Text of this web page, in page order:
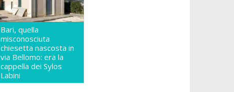
Bari, quella
misconosciuta
chiesetta nascosta in
via Bellomo: era la
cappella dei Sylos
Labini